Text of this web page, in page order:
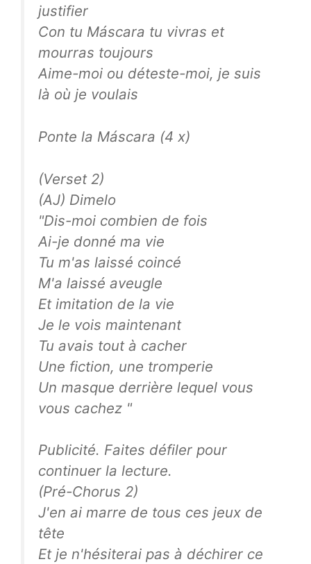
justifier
Con tu Máscara tu vivras et
mourras toujours
Aime-moi ou déteste-moi, je suis
là où je voulais
Ponte la Máscara (4 x)
(Verset 2)
(AJ) Dimelo
"Dis-moi combien de fois
Ai-je donné ma vie
Tu m'as laissé coincé
M'a laissé aveugle
Et imitation de la vie
Je le vois maintenant
Tu avais tout à cacher
Une fiction, une tromperie
Un masque derrière lequel vous
vous cachez "
Publicité. Faites défiler pour
continuer la lecture.
(Pré-Chorus 2)
J'en ai marre de tous ces jeux de
tête
Et je n'hésiterai pas à déchirer ce